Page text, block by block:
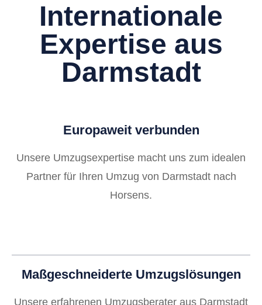
Internationale
Expertise aus
Darmstadt
Europaweit verbunden
Unsere Umzugsexpertise macht uns zum idealen
Partner für Ihren Umzug von Darmstadt nach
Horsens.
Maßgeschneiderte Umzugslösungen
Unsere erfahrenen Umzugsberater aus Darmstadt